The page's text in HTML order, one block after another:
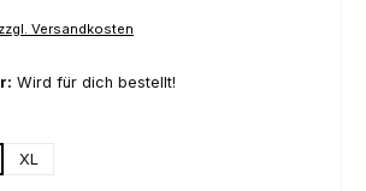
Versandkosten
Wird für dich bestellt!
XL